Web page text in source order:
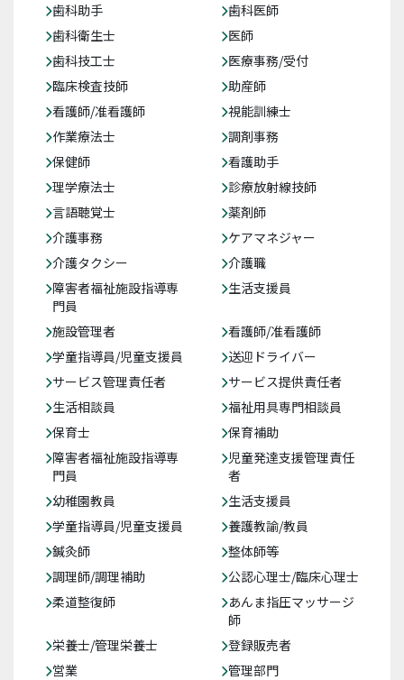
歯科助手
歯科医師
歯科衛生士
医師
歯科技工士
医療事務/受付
臨床検査技師
助産師
看護師/准看護師
視能訓練士
作業療法士
調剤事務
保健師
看護助手
理学療法士
診療放射線技師
言語聴覚士
薬剤師
介護事務
ケアマネジャー
介護タクシー
介護職
障害者福祉施設指導専
門員
生活支援員
施設管理者
看護師/准看護師
学童指導員/児童支援員
送迎ドライバー
サービス管理責任者
サービス提供責任者
生活相談員
福祉用具専門相談員
保育士
保育補助
障害者福祉施設指導専
門員
児童発達支援管理責任
者
幼稚園教員
生活支援員
学童指導員/児童支援員
養護教諭/教員
鍼灸師
整体師等
調理師/調理補助
公認心理士/臨床心理士
柔道整復師
あんま指圧マッサージ
師
栄養士/管理栄養士
登録販売者
営業
管理部門